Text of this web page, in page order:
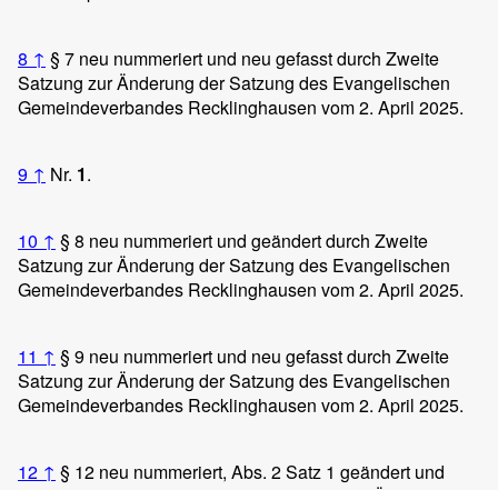
8 ↑ § 7 neu nummeriert und neu gefasst durch Zweite
Satzung zur Änderung der Satzung des Evangelischen
Gemeindeverbandes Recklinghausen vom 2. April 2025.
9 ↑ Nr. 1.
10 ↑ § 8 neu nummeriert und geändert durch Zweite
Satzung zur Änderung der Satzung des Evangelischen
Gemeindeverbandes Recklinghausen vom 2. April 2025.
11 ↑ § 9 neu nummeriert und neu gefasst durch Zweite
Satzung zur Änderung der Satzung des Evangelischen
Gemeindeverbandes Recklinghausen vom 2. April 2025.
12 ↑ § 12 neu nummeriert, Abs. 2 Satz 1 geändert und